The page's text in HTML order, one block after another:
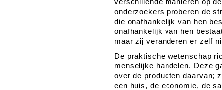
verschillende manieren op
onderzoekers proberen de
die onafhankelijk van hen
onafhankelijk van hen
maar zij veranderen er zelf
De praktische wetenschap
menselijke handelen. Deze
over de producten daarvan;
een huis, de economie, de